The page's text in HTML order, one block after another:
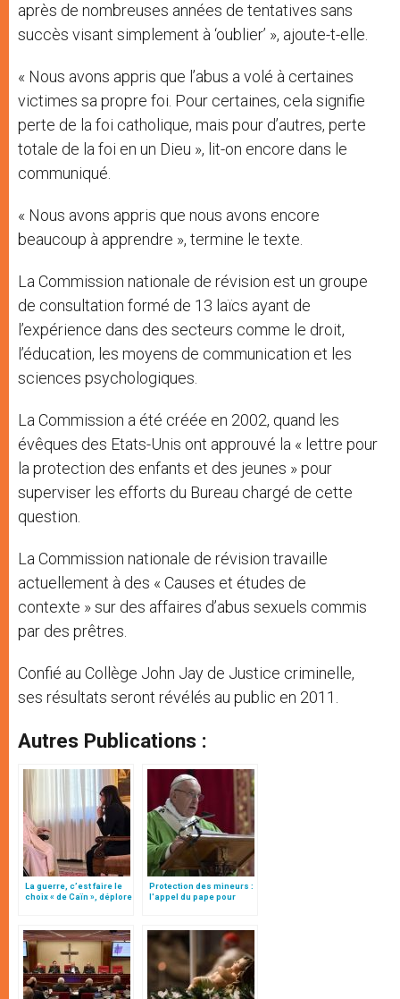
après de nombreuses années de tentatives sans
succès visant simplement à ‘oublier’ », ajoute-t-elle.
« Nous avons appris que l’abus a volé à certaines
victimes sa propre foi. Pour certaines, cela signifie
perte de la foi catholique, mais pour d’autres, perte
totale de la foi en un Dieu », lit-on encore dans le
communiqué.
« Nous avons appris que nous avons encore
beaucoup à apprendre », termine le texte.
La Commission nationale de révision est un groupe
de consultation formé de 13 laïcs ayant de
l’expérience dans des secteurs comme le droit,
l’éducation, les moyens de communication et les
sciences psychologiques.
La Commission a été créée en 2002, quand les
évêques des Etats-Unis ont approuvé la « lettre pour
la protection des enfants et des jeunes » pour
superviser les efforts du Bureau chargé de cette
question.
La Commission nationale de révision travaille
actuellement à des « Causes et études de
contexte » sur des affaires d’abus sexuels commis
par des prêtres.
Confié au Collège John Jay de Justice criminelle,
ses résultats seront révélés au public en 2011.
Autres Publications :
La guerre, c’est faire le
choix « de Caïn », déplore
Protection des mineurs :
l'appel du pape pour
disparaître de la face de
la terre"